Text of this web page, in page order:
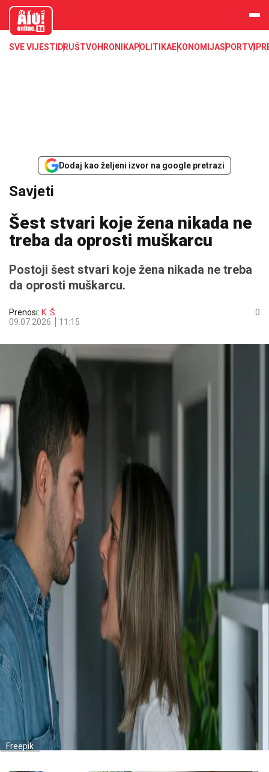
aloonline.b
SVE VIJESTI DRUŠTVOHRONIKAPOLITIKAEKONOMIJASPORTVIP
Dodaj kao željeni izvor na google pretrazi
Savjeti
Šest stvari koje žena nikada ne
treba da oprosti muškarcu
Postoji šest stvari koje žena nikada ne treba
da oprosti muškarcu.
Prenosi: K. Š.
09.07.2026.
11:15
0
Freepik